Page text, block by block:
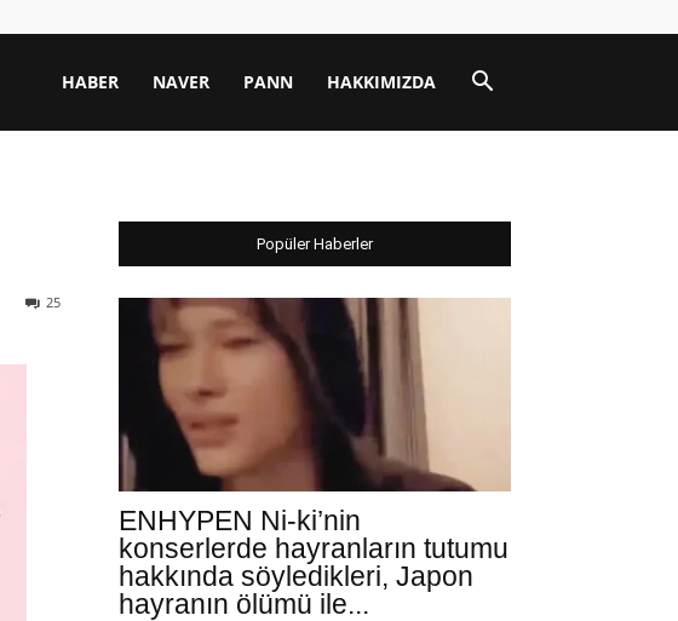
HABER NAVER PANN HAKKIMIZDA
25
Popüler Haberler
ENHYPEN Ni-ki’nin
konserlerde hayranların tutumu
hakkında söyledikleri, Japon
hayranın ölümü ile...